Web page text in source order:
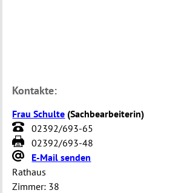
Kontakte:
Frau Schulte (Sachbearbeiterin)
02392/693-65
02392/693-48
E-Mail senden
Rathaus
Zimmer: 38